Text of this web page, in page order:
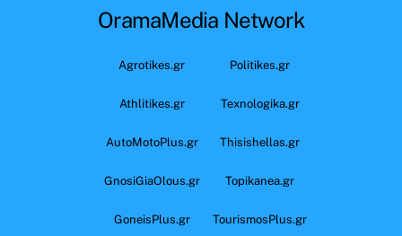
OramaMedia Network
Agrotikes.gr Politikes.gr
Athlitikes.gr Texnologika.gr
AutoMotoPlus.gr Thisishellas.gr
GnosiGiaOlous.gr Topikanea.gr
GoneisPlus.gr TourismosPlus.gr